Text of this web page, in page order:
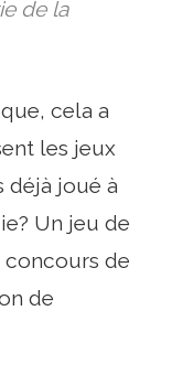
de la
cela a
les jeux
déjà joué à
Un jeu de
concours de
de